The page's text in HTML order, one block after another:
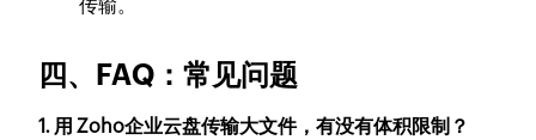
传输。
四、FAQ：常见问题
1. 用 Zoho企业云盘传输大文件，有没有体积限制？